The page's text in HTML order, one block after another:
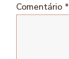
Comentário *